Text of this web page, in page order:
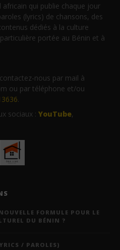
qui publie chaque jour
(lyrics) de chansons, des
dédiés à la culture
portée au Bénin et à
nous par mail à
ou par téléphone et/ou
.
sociaux : YouTube,
FORMULE POUR LE
DU BÉNIN ?
/ PAROLES)